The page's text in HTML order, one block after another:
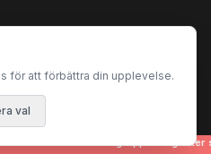
•
av AI-agenter
för att förbättra din upplevelse.
val
av en grupp AI-agenter